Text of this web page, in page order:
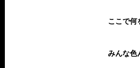
ここで何
みんな色